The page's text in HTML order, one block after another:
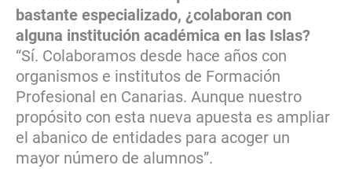
bastante especializado, ¿colaboran con
alguna institución académica en las Islas?
“Sí. Colaboramos desde hace años con
organismos e institutos de Formación
Profesional en Canarias. Aunque nuestro
propósito con esta nueva apuesta es ampliar
el abanico de entidades para acoger un
mayor número de alumnos”.